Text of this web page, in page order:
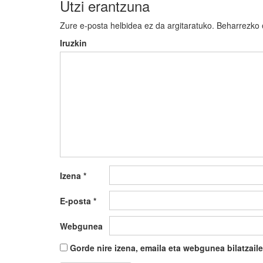
Utzi erantzuna
Zure e-posta helbidea ez da argitaratuko. Beharrezko
Iruzkin
Izena *
E-posta *
Webgunea
Gorde nire izena, emaila eta webgunea